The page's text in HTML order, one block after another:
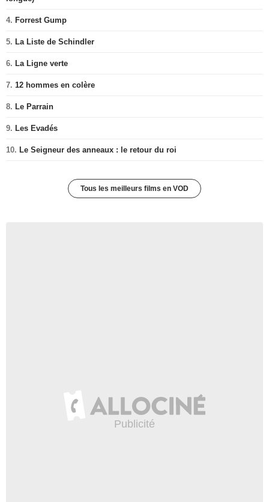
4. Forrest Gump
5. La Liste de Schindler
6. La Ligne verte
7. 12 hommes en colère
8. Le Parrain
9. Les Evadés
10. Le Seigneur des anneaux : le retour du roi
Tous les meilleurs films en VOD